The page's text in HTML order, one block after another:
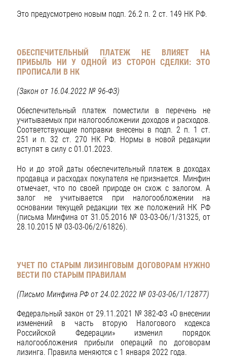
Это предусмотрено новым подп. 26.2 п. 2 ст. 149 НК РФ.
ОБЕСПЕЧИТЕЛЬНЫЙ ПЛАТЕЖ НЕ ВЛИЯЕТ НА
ПРИБЫЛЬ НИ У ОДНОЙ ИЗ СТОРОН СДЕЛКИ: ЭТО
ПРОПИСАЛИ В НК
(Закон от 16.04.2022 № 96-ФЗ)
Обеспечительный платеж поместили в перечень не
учитываемых при налогообложении доходов и расходов.
Соответствующие поправки внесены в подп. 2 п. 1 ст.
251 и п. 32 ст. 270 НК РФ. Нормы в новой редакции
вступят в силу с 01.01.2023.
Но и до этой даты обеспечительный платеж в доходах
продавца и расходах покупателя не признается. Минфин
отмечает, что по своей природе он схож с залогом. А
залог не учитывается при налогообложении на
основании текущей редакции тех же положений НК РФ
(письма Минфина от 31.05.2016 № 03-03-06/1/31325, от
28.10.2015 № 03-03-06/2/61826).
УЧЕТ ПО СТАРЫМ ЛИЗИНГОВЫМ ДОГОВОРАМ НУЖНО
ВЕСТИ ПО СТАРЫМ ПРАВИЛАМ
(Письмо Минфина РФ от 24.02.2022 № 03-03-06/1/12877)
Федеральный закон от 29.11.2021 № 382-ФЗ «О внесении
изменений в часть вторую Налогового кодекса
Российской Федерации» изменил порядок
налогообложения прибыли операций по договорам
лизинга. Правила меняются с 1 января 2022 года.